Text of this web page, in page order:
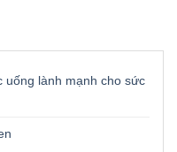
uống lành mạnh cho sức